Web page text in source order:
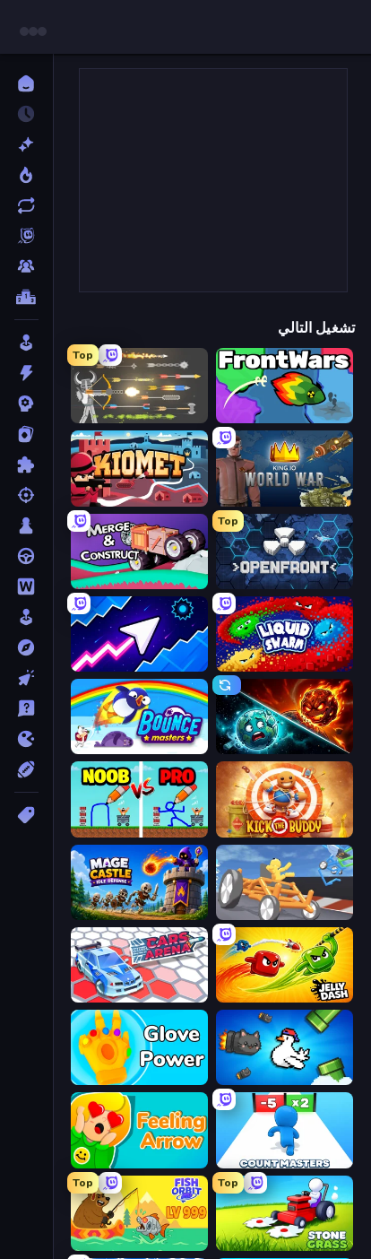
تشغيل التالي
FrontWars.io
Top
Ragdoll Archers
King.io World War
Kiomet
Top
Openfront
Merge & Construct
Liquid Swarm
Space Waves
PlanetCrush 2
Bouncemasters
Kick the Buddy
DOP Noob: Draw to Save
Draw Crash Race
Mage Castle Idle Defense
Jelly Dash
Cars Arena
Honk
Glove Power
Count Masters: Stickman Games
Feeling Arrow
Top
Stone Grass: Mowing Simulator
Top
Fish Orbit